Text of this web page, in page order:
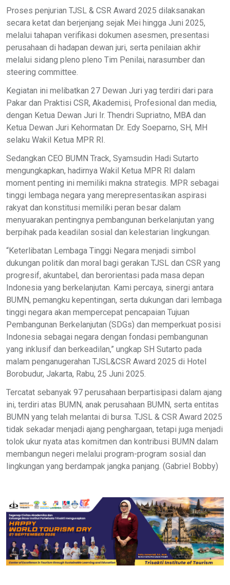
Proses penjurian TJSL & CSR Award 2025 dilaksanakan
secara ketat dan berjenjang sejak Mei hingga Juni 2025,
melalui tahapan verifikasi dokumen asesmen, presentasi
perusahaan di hadapan dewan juri, serta penilaian akhir
melalui sidang pleno pleno Tim Penilai, narasumber dan
steering committee.
Kegiatan ini melibatkan 27 Dewan Juri yag terdiri dari para
Pakar dan Praktisi CSR, Akademisi, Profesional dan media,
dengan Ketua Dewan Juri Ir. Thendri Supriatno, MBA dan
Ketua Dewan Juri Kehormatan Dr. Edy Soeparno, SH, MH
selaku Wakil Ketua MPR RI.
Sedangkan CEO BUMN Track, Syamsudin Hadi Sutarto
mengungkapkan, hadirnya Wakil Ketua MPR RI dalam
moment penting ini memiliki makna strategis. MPR sebagai
tinggi lembaga negara yang merepresentasikan aspirasi
rakyat dan konstitusi memiliki peran besar dalam
menyuarakan pentingnya pembangunan berkelanjutan yang
berpihak pada keadilan sosial dan kelestarian lingkungan.
“Keterlibatan Lembaga Tinggi Negara menjadi simbol
dukungan politik dan moral bagi gerakan TJSL dan CSR yang
progresif, akuntabel, dan berorientasi pada masa depan
Indonesia yang berkelanjutan. Kami percaya, sinergi antara
BUMN, pemangku kepentingan, serta dukungan dari lembaga
tinggi negara akan mempercepat pencapaian Tujuan
Pembangunan Berkelanjutan (SDGs) dan memperkuat posisi
Indonesia sebagai negara dengan fondasi pembangunan
yang inklusif dan berkeadilan,” ungkap SH Sutarto pada
malam penganugerahan TJSL&CSR Award 2025 di Hotel
Borobudur, Jakarta, Rabu, 25 Juni 2025.
Tercatat sebanyak 97 perusahaan berpartisipasi dalam ajang
ini, terdiri atas BUMN, anak perusahaan BUMN, serta entitas
BUMN yang telah melantai di bursa. TJSL & CSR Award 2025
tidak sekadar menjadi ajang penghargaan, tetapi juga menjadi
tolok ukur nyata atas komitmen dan kontribusi BUMN dalam
membangun negeri melalui program-program sosial dan
lingkungan yang berdampak jangka panjang. (Gabriel Bobby)